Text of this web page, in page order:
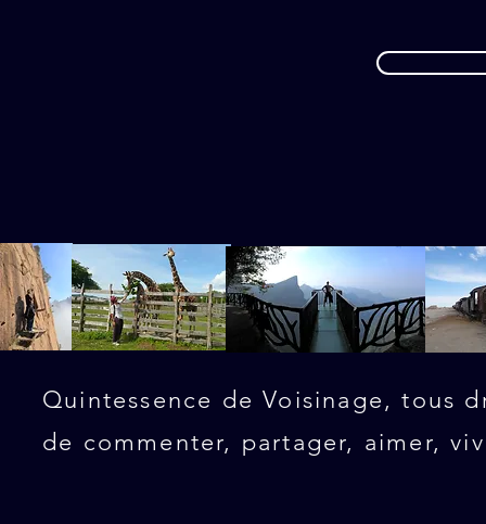
Quintessence de Voisinage, tous
de commenter, partager, aimer,